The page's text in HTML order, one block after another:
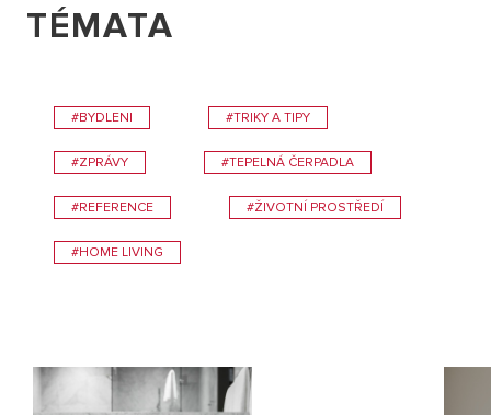
TÉMATA
#BYDLENI #TRIKY A TIPY
#ZPRÁVY #TEPELNÁ ČERPADLA
#REFERENCE #ŽIVOTNÍ PROSTŘEDÍ
#HOME LIVING